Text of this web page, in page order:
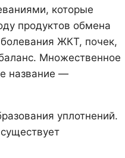
которые
продуктов обмена
ЖКТ, почек,
Множественное
название —
уплотнений.